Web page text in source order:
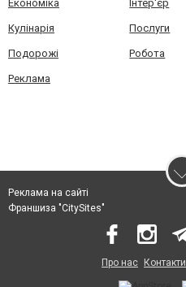
Економіка Інтер'єр
Кулінарія Послуги
Подорожі Робота
Реклама
Реклама на сайті
Франшиза "CitySites"
Про нас Контакти